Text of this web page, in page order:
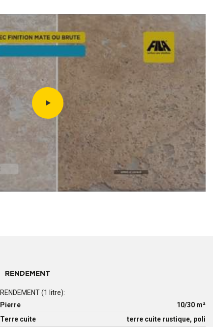
RENDEMENT
RENDEMENT (1 litre):
Pierre
10/30 m²
Terre cuite
terre cuite rustique, poli